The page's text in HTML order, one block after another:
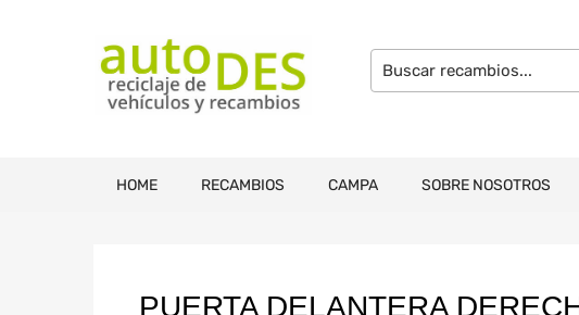
HOME RECAMBIOS CAMPA SOBRE NOSOTROS
PUERTA DELANTERA